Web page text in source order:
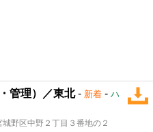
管理）／東北- 新着 - ハ
野区中野２丁目３番地の２